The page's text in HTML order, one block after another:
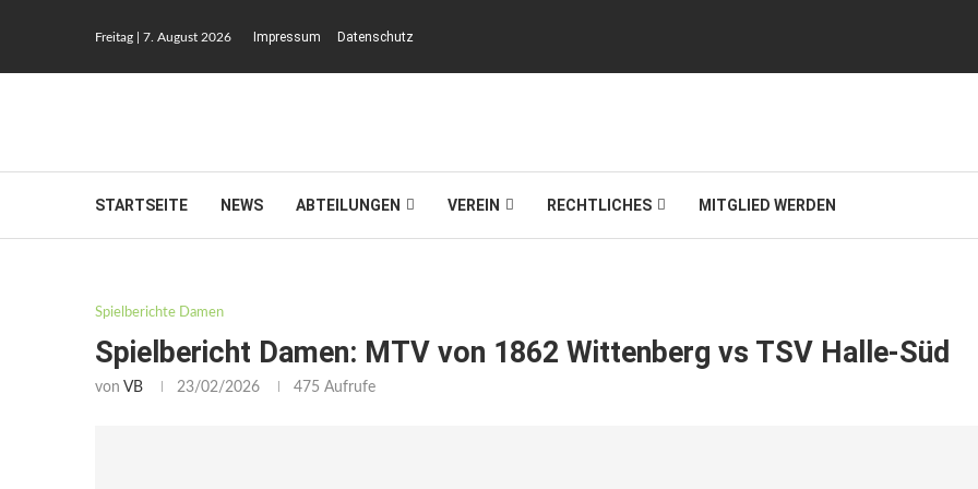
Freitag | 7. August 2026 Impressum Datenschutz
STARTSEITE NEWS ABTEILUNGEN VEREIN RECHTLICHES MITGLIED WERDEN
Spielberichte Damen
Spielbericht Damen: MTV von 1862 Wittenberg vs TSV Halle-Süd
von VB 23/02/2026 475 Aufrufe